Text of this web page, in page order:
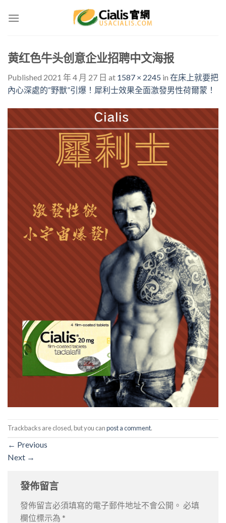
黄红色牛头创意企业招聘中文海报
Published 2021 年 4 月 27 日 at 1587 × 2245 in 在床上就要把
內心深處的“野獸”引爆！犀利士效果全面激發男性荷爾蒙！
Trackbacks are closed, but you canpost a comment.
← Previous
Next →
發佈留言
發佈留言必須填寫的電子郵件地址不會公開。 必填
欄位標示為 *